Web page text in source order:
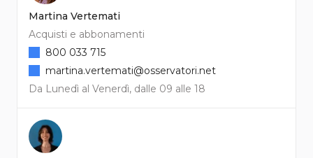
Martina Vertemati
Acquisti e abbonamenti
Da Lunedì al Venerdì, dalle 09 alle 18
800 033 715
martina.vertemati@osservatori.net